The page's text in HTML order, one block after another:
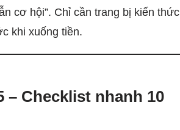
cơ hội”. Chỉ cần trang bị kiến thức
khi xuống tiền.
– Checklist nhanh 10